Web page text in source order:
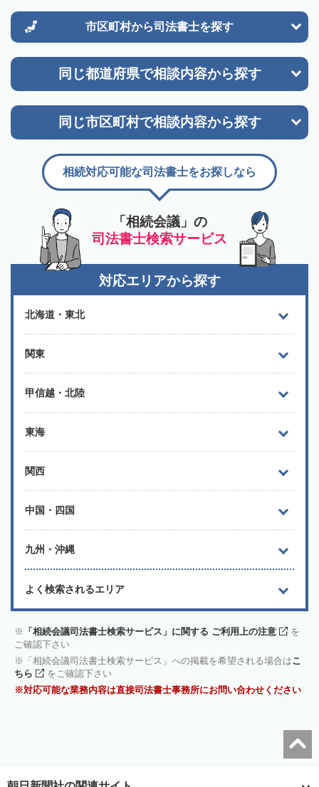
市区町村から司法書士を探す
同じ都道府県で相談内容から探す
同じ市区町村で相談内容から探す
「相続会議」の
司法書士検索サービス
相続対応可能な司法書士をお探しなら
対応エリアから探す
北海道・東北
関東
甲信越・北陸
東海
関西
中国・四国
九州・沖縄
よく検索されるエリア
「相続会議司法書士検索サービス」に関する ご利用上の注意
を
ご確認下さい
「相続会議司法書士検索サービス」への掲載を希望される場合はこ
ちら
をご確認下さい
対応可能な業務内容は直接司法書士事務所にお問い合わせください